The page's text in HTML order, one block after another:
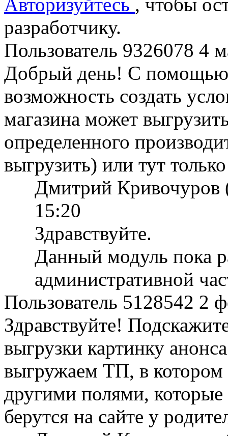
Авторизуйтесь , чтобы
разработчику.
Пользователь 9326078 4
Добрый день! С помощью
возможность создать
магазина может
определенного
выгрузить) или тут
Дмитрий Кривочуров
15:20
Здравствуйте.
Данный модуль пока
административной
Пользователь 5128542 2
Здравствуйте!
выгрузки картинку
выгружаем ТП, в котором
другими полями,
берутся на сайте у